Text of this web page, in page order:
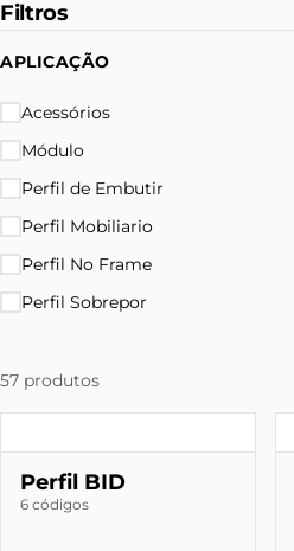
Filtros
APLICAÇÃO
Acessórios
Módulo
Perfil de Embutir
Perfil Mobiliario
Perfil No Frame
Perfil Sobrepor
57 produtos
Perfil BID
6 códigos